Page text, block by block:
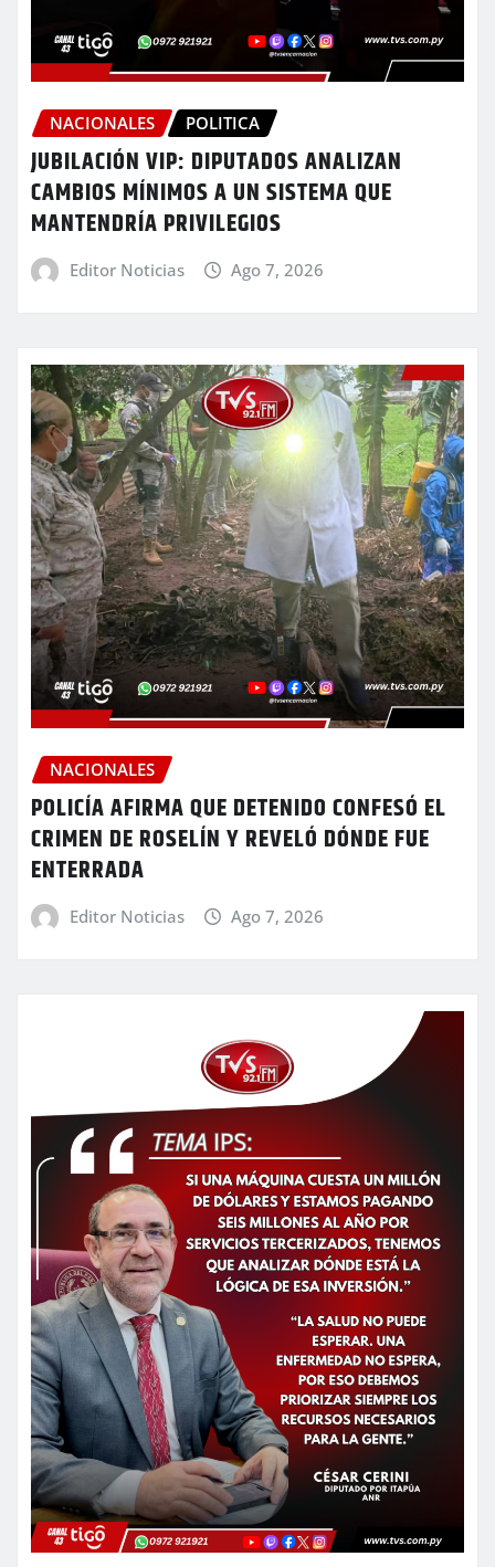
NACIONALES POLITICA
JUBILACIÓN VIP: DIPUTADOS ANALIZAN
CAMBIOS MÍNIMOS A UN SISTEMA QUE
MANTENDRÍA PRIVILEGIOS
Editor Noticias Ago 7, 2026
NACIONALES
POLICÍA AFIRMA QUE DETENIDO CONFESÓ EL
CRIMEN DE ROSELÍN Y REVELÓ DÓNDE FUE
ENTERRADA
Editor Noticias Ago 7, 2026